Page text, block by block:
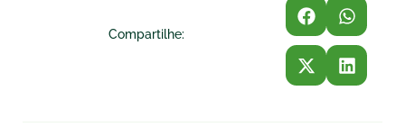
Compartilhe: